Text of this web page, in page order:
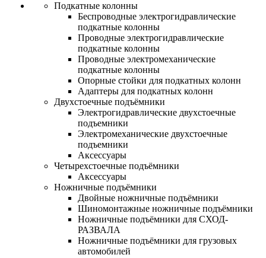
Подкатные колонны
Беспроводные электрогидравлические
подкатные колонны
Проводные электрогидравлические
подкатные колонны
Проводные электромеханические
подкатные колонны
Опорные стойки для подкатных колонн
Адаптеры для подкатных колонн
Двухстоечные подъёмники
Электрогидравлические двухстоечные
подъемники
Электромеханические двухстоечные
подъемники
Аксессуары
Четырехстоечные подъёмники
Аксессуары
Ножничные подъёмники
Двойные ножничные подъёмники
Шиномонтажные ножничные подъёмники
Ножничные подъёмники для СХОД-
РАЗВАЛА
Ножничные подъёмники для грузовых
автомобилей